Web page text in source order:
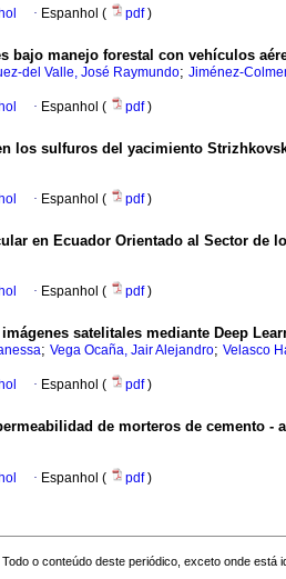
· Espanhol ( pdf)
bajo manejo forestal con vehículos
del Valle, José Raymundo; Jiménez-
· Espanhol ( pdf)
los sulfuros del yacimiento
· Espanhol ( pdf)
en Ecuador Orientado al Sector de
· Espanhol ( pdf)
satelitales mediante Deep
; Vega Ocaña, Jair Alejandro; Velasco
· Espanhol ( pdf)
de morteros de cemento -
· Espanhol ( pdf)
Todo o conteúdo deste periódico, exceto onde está